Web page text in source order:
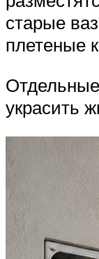
старые
плетеные
украсить